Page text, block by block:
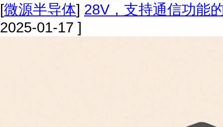
[微源半导体] 28V，支持通信功能
2025-01-17 ]